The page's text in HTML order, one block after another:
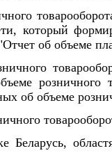
который
об объеме
розничного
об объеме
Беларусь,